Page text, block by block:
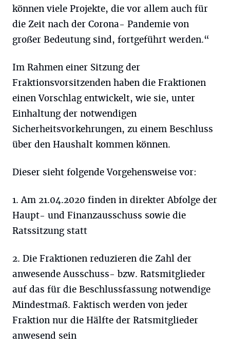
können viele Projekte, die vor allem auch für
die Zeit nach der Corona- Pandemie von
großer Bedeutung sind, fortgeführt werden.“
Im Rahmen einer Sitzung der
Fraktionsvorsitzenden haben die Fraktionen
einen Vorschlag entwickelt, wie sie, unter
Einhaltung der notwendigen
Sicherheitsvorkehrungen, zu einem Beschluss
über den Haushalt kommen können.
Dieser sieht folgende Vorgehensweise vor:
1. Am 21.04.2020 finden in direkter Abfolge der
Haupt- und Finanzausschuss sowie die
Ratssitzung statt
2. Die Fraktionen reduzieren die Zahl der
anwesende Ausschuss- bzw. Ratsmitglieder
auf das für die Beschlussfassung notwendige
Mindestmaß. Faktisch werden von jeder
Fraktion nur die Hälfte der Ratsmitglieder
anwesend sein